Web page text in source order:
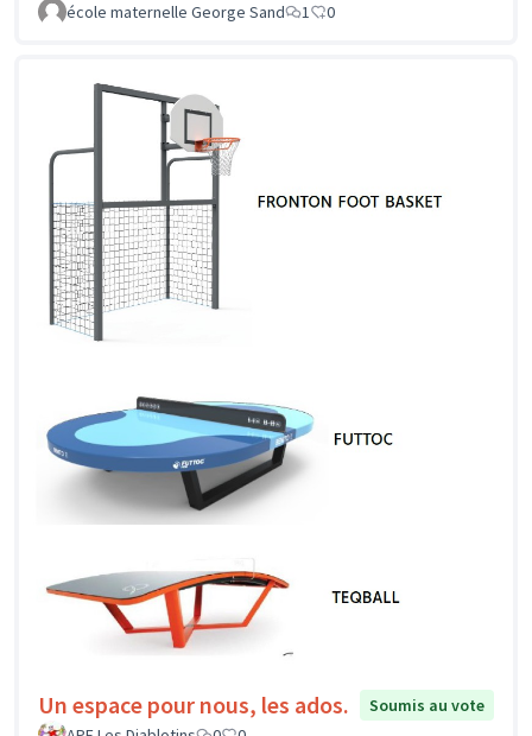
école maternelle George Sand 1 0
Un espace pour nous, les ados.
Soumis au vote